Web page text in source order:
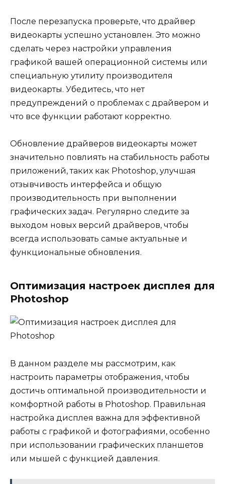
После перезапуска проверьте, что драйвер
видеокарты успешно установлен. Это можно
сделать через настройки управления
графикой вашей операционной системы или
специальную утилиту производителя
видеокарты. Убедитесь, что нет
предупреждений о проблемах с драйвером и
что все функции работают корректно.
Обновление драйверов видеокарты может
значительно повлиять на стабильность работы
приложений, таких как Photoshop, улучшая
отзывчивость интерфейса и общую
производительность при выполнении
графических задач. Регулярно следите за
выходом новых версий драйверов, чтобы
всегда использовать самые актуальные и
функциональные обновления.
Оптимизация настроек дисплея для
Photoshop
В данном разделе мы рассмотрим, как
настроить параметры отображения, чтобы
достичь оптимальной производительности и
комфортной работы в Photoshop. Правильная
настройка дисплея важна для эффективной
работы с графикой и фотографиями, особенно
при использовании графических планшетов
или мышей с функцией давления.